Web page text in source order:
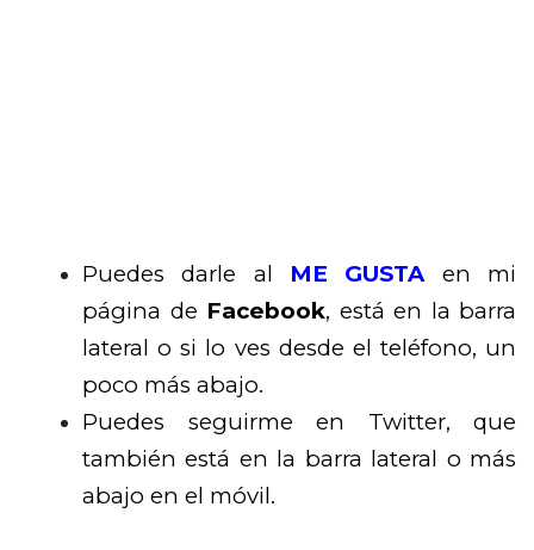
Puedes darle al ME GUSTAen mi
página de Facebook, está en la barra
lateral o si lo ves desde el teléfono, un
poco más abajo.
Puedes seguirme en Twitter, que
también está en la barra lateral o más
abajo en el móvil.